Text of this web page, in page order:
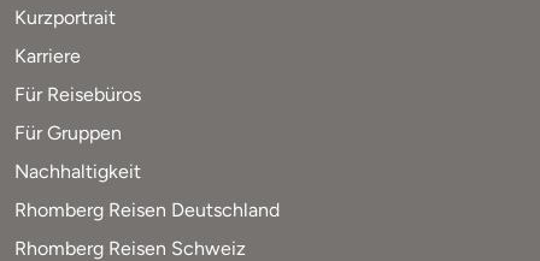
Kurzportrait
Karriere
Für Reisebüros
Für Gruppen
Nachhaltigkeit
Rhomberg Reisen Deutschland
Rhomberg Reisen Schweiz